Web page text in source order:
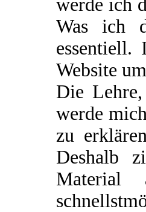
werde ich
Was ich
Website
Die
werde
zu
Deshalb
Material